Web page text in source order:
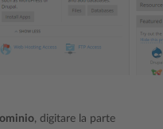
, digitare la parte